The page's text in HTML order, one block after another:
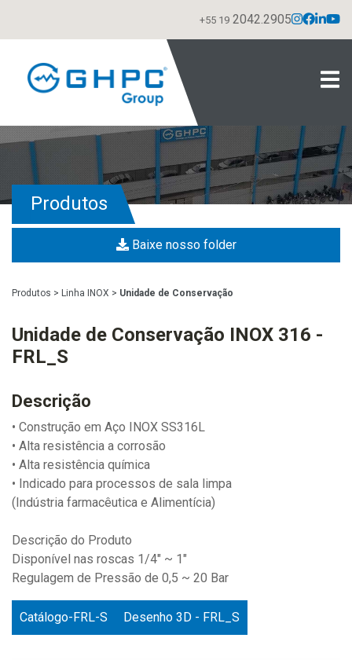
+55 19 2042.2905
Produtos
Baixe nosso folder
Produtos > Linha INOX > Unidade de Conservação
Unidade de Conservação INOX 316 -
FRL_S
Descrição
• Construção em Aço INOX SS316L
• Alta resistência a corrosão
• Alta resistência química
• Indicado para processos de sala limpa
(Indústria farmacêutica e Alimentícia)
Descrição do Produto
Disponível nas roscas 1/4" ~ 1"
Regulagem de Pressão de 0,5 ~ 20 Bar
Catálogo-FRL-S Desenho 3D - FRL_S